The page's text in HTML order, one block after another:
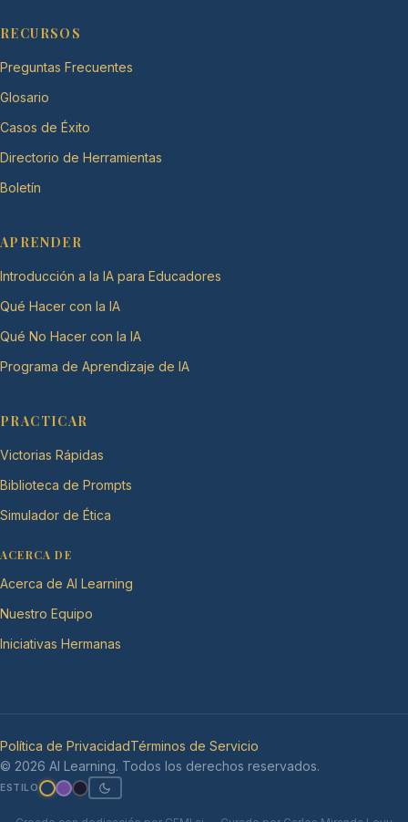
RECURSOS
Preguntas Frecuentes
Glosario
Casos de Éxito
Directorio de Herramientas
Boletín
APRENDER
Introducción a la IA para Educadores
Qué Hacer con la IA
Qué No Hacer con la IA
Programa de Aprendizaje de IA
PRACTICAR
Victorias Rápidas
Biblioteca de Prompts
Simulador de Ética
ACERCA DE
Acerca de AI Learning
Nuestro Equipo
Iniciativas Hermanas
Política de PrivacidadTérminos de Servicio
© 2026 AI Learning. Todos los derechos reservados.
ESTILO